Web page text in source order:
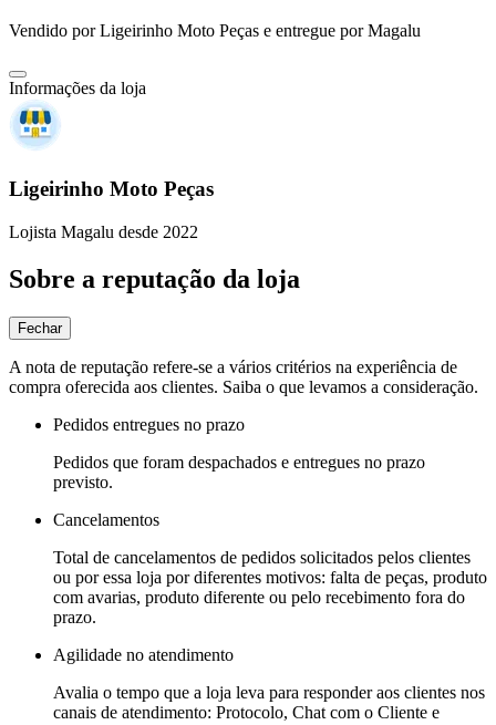
Vendido porLigeirinho Moto Peças e entregue por Magalu
Informações da loja
Ligeirinho Moto Peças
Lojista Magalu desde 2022
Sobre a reputação da loja
Fechar
A nota de reputação refere-se a vários critérios na experiência de
compra oferecida aos clientes. Saiba o que levamos a consideração.
Pedidos entregues no prazo
Pedidos que foram despachados e entregues no prazo
previsto.
Cancelamentos
Total de cancelamentos de pedidos solicitados pelos clientes
ou por essa loja por diferentes motivos: falta de peças, produto
com avarias, produto diferente ou pelo recebimento fora do
prazo.
Agilidade no atendimento
Avalia o tempo que a loja leva para responder aos clientes nos
canais de atendimento: Protocolo, Chat com o Cliente e